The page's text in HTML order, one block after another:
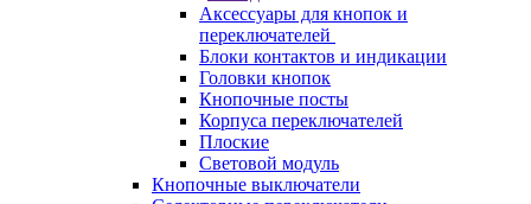
Аксессуары для кнопок и
переключателей
Блоки контактов и индикации
Головки кнопок
Кнопочные посты
Корпуса переключателей
Плоские
Световой модуль
Кнопочные выключатели